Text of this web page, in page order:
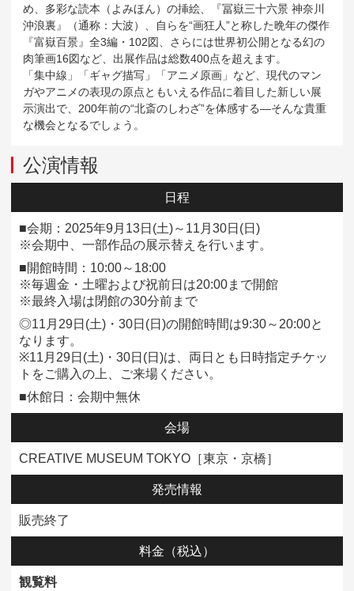
め、多彩な読本（よみほん）の挿絵、『冨嶽三十六景 神奈川
沖浪裏』（通称：大波）、自らを“画狂人”と称した晩年の傑作
『富嶽百景』全3編・102図、さらには世界初公開となる幻の
肉筆画16図など、出展作品は総数400点を超えます。
「集中線」「ギャグ描写」「アニメ原画」など、現代のマン
ガやアニメの表現の原点ともいえる作品に着目した新しい展
示演出で、200年前の“北斎のしわざ”を体感する―そんな貴重
な機会となるでしょう。
公演情報
日程
■会期：2025年9月13日(土)～11月30日(日)
※会期中、一部作品の展示替えを行います。
■開館時間：10:00～18:00
※毎週金・土曜および祝前日は20:00まで開館
※最終入場は閉館の30分前まで
◎11月29日(土)・30日(日)の開館時間は9:30～20:00と
なります。
※11月29日(土)・30日(日)は、両日とも日時指定チケッ
トをご購入の上、ご来場ください。
■休館日：会期中無休
会場
CREATIVE MUSEUM TOKYO［東京・京橋］
発売情報
販売終了
料金 （税込）
観覧料